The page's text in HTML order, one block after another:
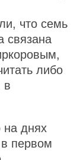
что семь
связана
либо
в
на днях
первом